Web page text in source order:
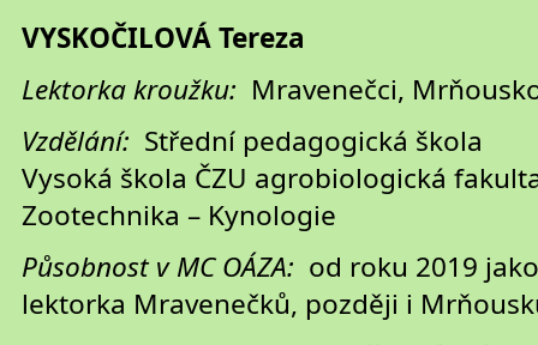
VYSKOČILOVÁ Tereza
Lektorka kroužku: Mravenečci,
Vzdělání: Střední pedagogická škola
Vysoká škola ČZU agrobiologická
Zootechnika – Kynologie
Působnost v MC OÁZA: od roku 2019 jako
lektorka Mravenečků, později i